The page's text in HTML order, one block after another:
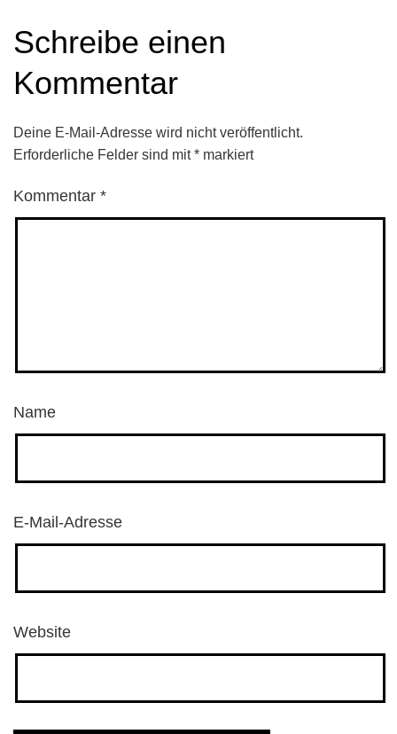
Schreibe einen
Kommentar
Deine E-Mail-Adresse wird nicht veröffentlicht.
Erforderliche Felder sind mit* markiert
Kommentar *
Name
E-Mail-Adresse
Website